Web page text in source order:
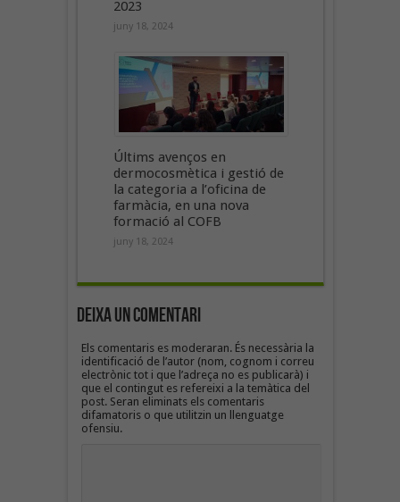
2023
juny 18, 2024
Últims avenços en
dermocosmètica i gestió de
la categoria a l’oficina de
farmàcia, en una nova
formació al COFB
juny 18, 2024
Deixa un Comentari
Els comentaris es moderaran. És necessària la
identificació de l’autor (nom, cognom i correu
electrònic tot i que l’adreça no es publicarà) i
que el contingut es refereixi a la temàtica del
post. Seran eliminats els comentaris
difamatoris o que utilitzin un llenguatge
ofensiu.